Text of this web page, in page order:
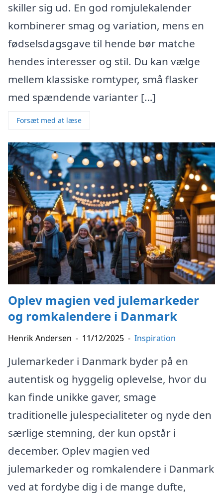
skiller sig ud. En god romjulekalender
kombinerer smag og variation, mens en
fødselsdagsgave til hende bør matche
hendes interesser og stil. Du kan vælge
mellem klassiske romtyper, små flasker
med spændende varianter […]
Forsæt med at læse
Oplev magien ved julemarkeder
og romkalendere i Danmark
Henrik Andersen - 11/12/2025 - Inspiration
Julemarkeder i Danmark byder på en
autentisk og hyggelig oplevelse, hvor du
kan finde unikke gaver, smage
traditionelle julespecialiteter og nyde den
særlige stemning, der kun opstår i
december. Oplev magien ved
julemarkeder og romkalendere i Danmark
ved at fordybe dig i de mange dufte,